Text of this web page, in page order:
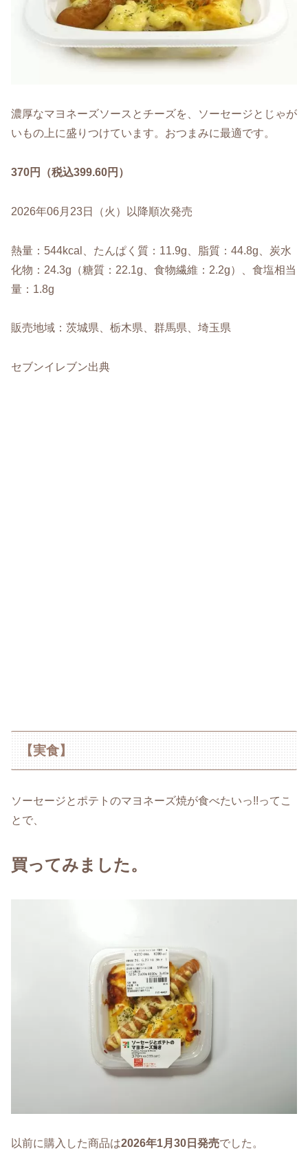
濃厚なマヨネーズソースとチーズを、ソーセージとじゃが
いもの上に盛りつけています。おつまみに最適です。
370円（税込399.60円）
2026年06月23日（火）以降順次発売
熱量：544kcal、たんぱく質：11.9g、脂質：44.8g、炭水
化物：24.3g（糖質：22.1g、食物繊維：2.2g）、食塩相当
量：1.8g
販売地域：茨城県、栃木県、群馬県、埼玉県
セブンイレブン出典
【実食】
ソーセージとポテトのマヨネーズ焼が食べたいっ!!ってこ
とで、
買ってみました。
以前に購入した商品は2026年1月30日発売でした。